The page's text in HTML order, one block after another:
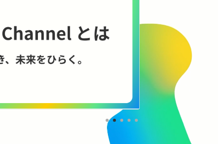
AIやロボット
に何をもたら
に、技術と社会
コンテンツを見